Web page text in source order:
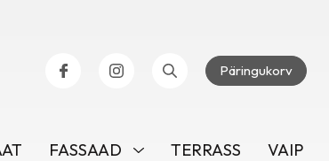
Päringukorv
FASSAAD TERRASS VAIP